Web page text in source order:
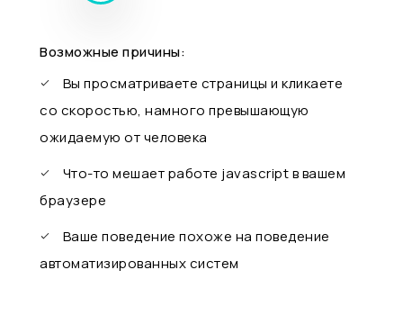
Возможные причины:
Вы просматриваете страницы и кликаете
со скоростью, намного превышающую
ожидаемую от человека
Что-то мешает работе javascript в вашем
браузере
Ваше поведение похоже на поведение
автоматизированных систем